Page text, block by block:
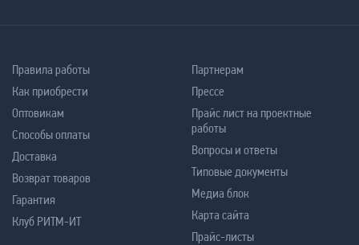
Правила работы
Как приобрести
Оптовикам
Способы оплаты
Доставка
Возврат товаров
Гарантия
Клуб РИТМ-ИТ
Партнерам
Прессе
Прайс лист на проектные
работы
Вопросы и ответы
Типовые документы
Медиа блок
Карта сайта
Прайс-листы